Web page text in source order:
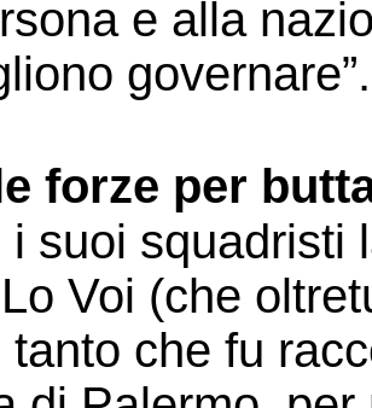
e alla
governare”.
forze per
i suoi squadristi
Voi (che
tanto che fu